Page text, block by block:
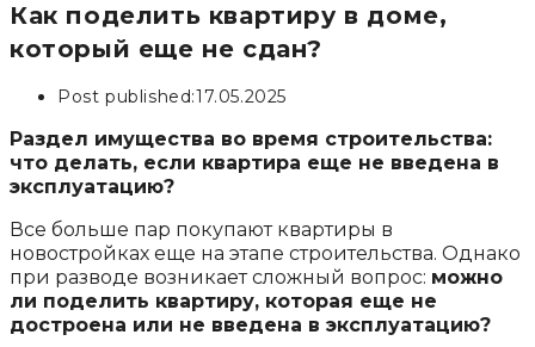
Как поделить квартиру в доме,
который еще не сдан?
Post published:17.05.2025
Раздел имущества во время строительства:
что делать, если квартира еще не введена в
эксплуатацию?
Все больше пар покупают квартиры в
новостройках еще на этапе строительства. Однако
при разводе возникает сложный вопрос: можно
ли поделить квартиру, которая еще не
достроена или не введена в эксплуатацию?